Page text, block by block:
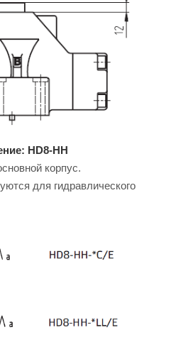
HD8-HH
корпус.
для гидравлического